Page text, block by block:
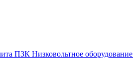
ПЗК Низковольтное оборудование